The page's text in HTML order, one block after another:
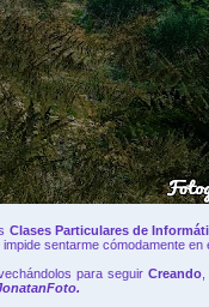
Clases Particulares de
sentarme cómodamente en
para seguir Creando,